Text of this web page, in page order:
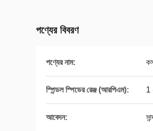
পণ্যের বিবরণ
পণ্যের নাম:
স্পিন্ডল স্পিডের রেঞ্জ (আরপিএম): 1
আবেদন: